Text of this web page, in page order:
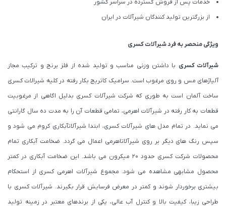
خدمات پس از فروش گسترده در سراسر کشور
از بزرگترین تولید کنندگان شیرآلات در ایران
ویژگی منحصر به فرد شیرآلات کسری
شیرآلات کسری با داشتن وزنی مناسب و تولید شده از فلز برنج و ترکیب مجاز
آلیاژهای مس و روی مرغوب است. سرامیک کاتریج بکار رفته در کلیه شیرالات کسری
ساخت آلمان است به طوری که شرکت شیرآلات کسری بدلیل اگاهی از مرغوبیت
قطعات به کار رفته در شیرآلات اهرمی، تمامی قطعات آن را به مدت ده سال گارانتی
می نماید. در تمام مدل های شیرآلات کسری، ابتدا شیرآلاتآبکاری کروم می شود و
سپس رنگ های دیگر بر روی شیرآلاتاهرمی اعمال می گردد. ضخامت آبکاری تمام
محصولات شرکت کسری حدود ۲۰ میکرون می باشد. این ضخامت آبکاری در کمتر
محصول مشابهی مشاهده می شود. مجموع شیرآلات اهرمی کسری از استحکام
بیشتری برخوردار شوند و کمتر در معرض فرسایش قرار بگیرند. شیرآلات کسری با
طراحی زیبا، کیفیت بالا و کنترل آب عالی، یکی از برندهای معتبر در زمینه تولید